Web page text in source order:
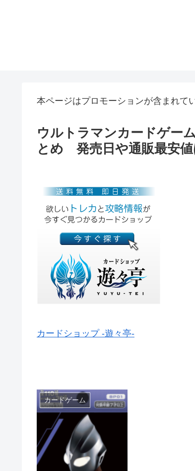
本ページはプロモーションが含まれて
ウルトラマンカードゲー
とめ 発売日や通販最安値
カードショップ -遊々亭-
カードゲーム